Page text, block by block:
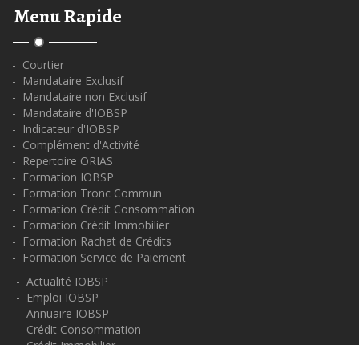
Menu Rapide
- Courtier
- Mandataire Exclusif
- Mandataire non Exclusif
- Mandataire d'IOBSP
- Indicateur d'IOBSP
- Complément d'Activité
- Repertoire ORIAS
- Formation IOBSP
- Formation Tronc Commun
- Formation Crédit Consommation
- Formation Crédit Immobilier
- Formation Rachat de Crédits
- Formation Service de Paiement
- Actualité IOBSP
- Emploi IOBSP
- Annuaire IOBSP
- Crédit Consommation